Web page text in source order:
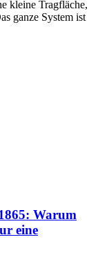
kleine Tragfläche,
ganze System ist
Warum
eine